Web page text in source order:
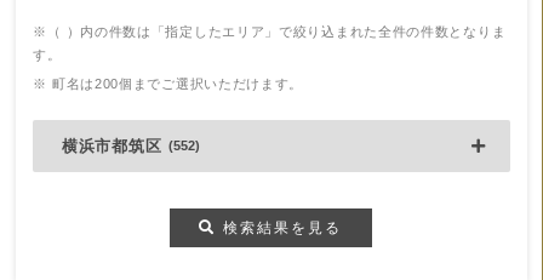
※（ ）内の件数は「指定したエリア」で絞り込まれた全件の件数となりま
す。
※ 町名は200個までご選択いただけます。
横浜市都筑区 (552)
検索結果を見る